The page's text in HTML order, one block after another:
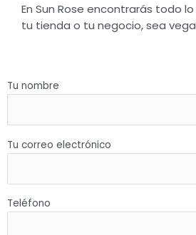
En Sun Rose encontrarás todo
tu tienda o tu negocio, sea
Tu nombre
Tu correo electrónico
Teléfono